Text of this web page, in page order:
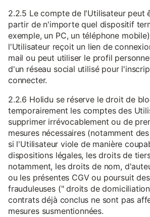
2.2.5 Le compte de l'Utilisateur peut
partir de n'importe quel dispositif
exemple, un PC, un téléphone
l'Utilisateur reçoit un lien de
mail ou peut utiliser le profil
d'un réseau social utilisé pour
connecter.
2.2.6 Holidu se réserve le droit de
temporairement les comptes des
supprimer irrévocablement ou de
mesures nécessaires (notamment
si l'Utilisateur viole de manière
dispositions légales, les droits de
notamment, les droits de nom,
ou les présentes CGV ou poursuit
frauduleuses (" droits de
contrats déjà conclus ne sont pas
mesures susmentionnées.